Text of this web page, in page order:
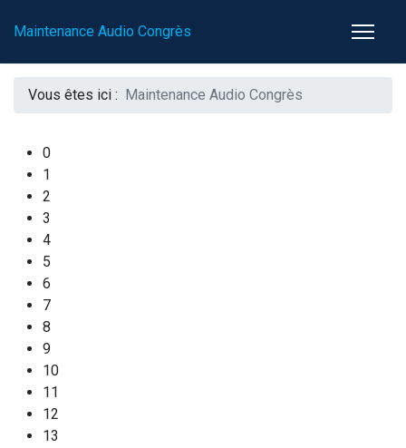
Maintenance Audio Congrès
Vous êtes ici : Maintenance Audio Congrès
0
1
2
3
4
5
6
7
8
9
10
11
12
13